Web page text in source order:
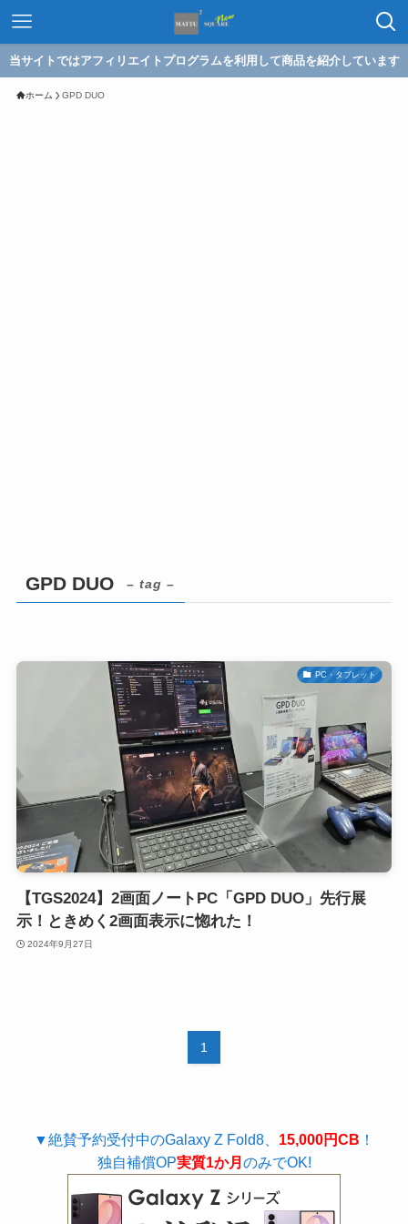
当サイトではアフィリエイトプログラムを利用して商品を紹介しています
ホーム GPD DUO
GPD DUO – tag –
PC・タブレット
【TGS2024】2画面ノートPC「GPD DUO」先行展
示！ときめく2画面表示に惚れた！
2024年9月27日
1
▼絶賛予約受付中のGalaxy Z Fold8、 15,000円CB ！
独自補償OP実質1か月 のみでOK!